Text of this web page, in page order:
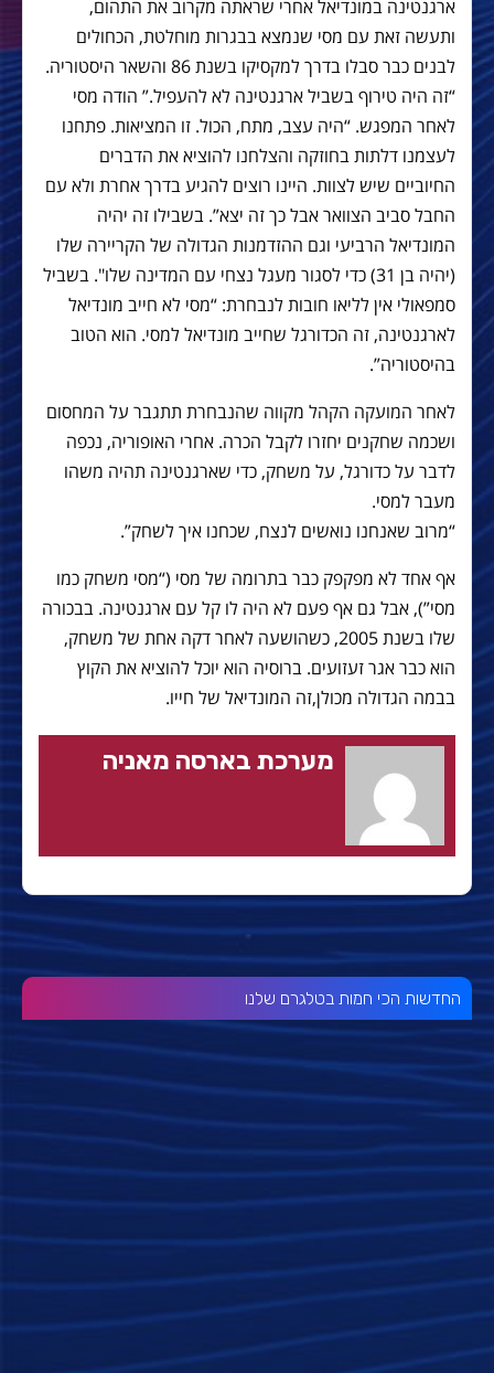
ארגנטינה במונדיאל אחרי שראתה מקרוב את התהום,
ותעשה זאת עם מסי שנמצא בבגרות מוחלטת, הכחולים
לבנים כבר סבלו בדרך למקסיקו בשנת 86 והשאר היסטוריה.
“זה היה טירוף בשביל ארגנטינה לא להעפיל.” הודה מסי
לאחר המפגש. “היה עצב, מתח, הכול. זו המציאות. פתחנו
לעצמנו דלתות בחוזקה והצלחנו להוציא את הדברים
החיוביים שיש לצוות. היינו רוצים להגיע בדרך אחרת ולא עם
החבל סביב הצוואר אבל כך זה יצא”. בשבילו זה יהיה
המונדיאל הרביעי וגם ההזדמנות הגדולה של הקריירה שלו
(יהיה בן 31) כדי לסגור מעגל נצחי עם המדינה שלו". בשביל
סמפאולי אין לליאו חובות לנבחרת: “מסי לא חייב מונדיאל
לארגנטינה, זה הכדורגל שחייב מונדיאל למסי. הוא הטוב
בהיסטוריה”.
לאחר המועקה הקהל מקווה שהנבחרת תתגבר על המחסום
ושכמה שחקנים יחזרו לקבל הכרה. אחרי האופוריה, נכפה
לדבר על כדורגל, על משחק, כדי שארגנטינה תהיה משהו
מעבר למסי.
“מרוב שאנחנו נואשים לנצח, שכחנו איך לשחק”.
אף אחד לא מפקפק כבר בתרומה של מסי (“מסי משחק כמו
מסי”), אבל גם אף פעם לא היה לו קל עם ארגנטינה. בבכורה
שלו בשנת 2005, כשהושעה לאחר דקה אחת של משחק,
הוא כבר אגר זעזועים. ברוסיה הוא יוכל להוציא את הקוץ
בבמה הגדולה מכולן,זה המונדיאל של חייו.
מערכת בארסה מאניה
החדשות הכי חמות בטלגרם שלנו